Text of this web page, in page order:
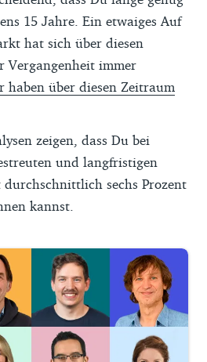
15 Jahre. Ein etwaiges Auf
hat sich über diesen
Vergangenheit immer
haben über diesen Zeitraum
zeigen, dass Du bei
und langfristigen
sechs Prozent
kannst.